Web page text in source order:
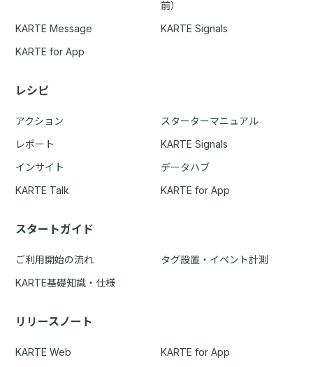
前）
KARTE Message
KARTE Signals
KARTE for App
レシピ
アクション
スターターマニュアル
レポート
KARTE Signals
インサイト
データハブ
KARTE Talk
KARTE for App
スタートガイド
ご利用開始の流れ
タグ設置・イベント計測
KARTE基礎知識・仕様
リリースノート
KARTE Web KARTE for App